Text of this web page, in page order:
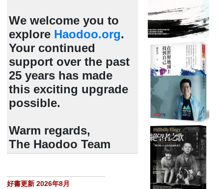
We welcome you to
explore Haodoo.org.
Your continued
support over the past
25 years has made
this exciting upgrade
possible.
Warm regards,
The Haodoo Team
好書更新 2026年8月